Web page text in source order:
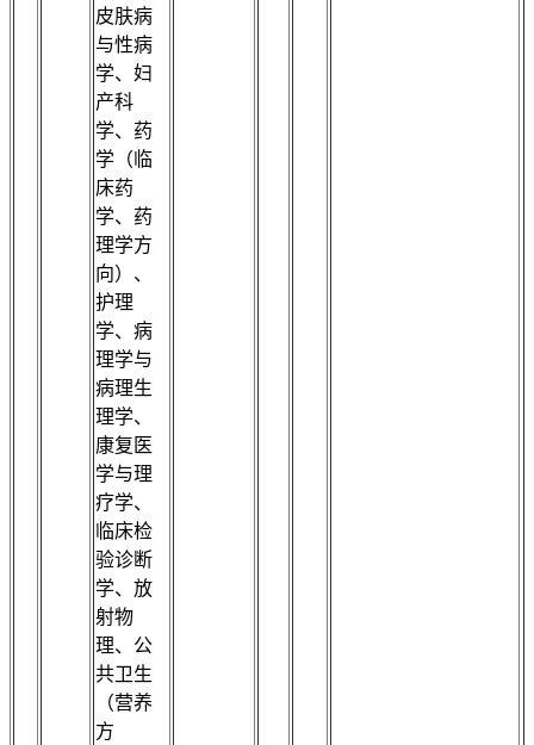
皮肤病
与性病
学、妇
产科
学、药
学（临
床药
学、药
理学方
向）、
护理
学、病
理学与
病理生
理学、
康复医
学与理
疗学、
临床检
验诊断
学、放
射物
理、公
共卫生
（营养
方